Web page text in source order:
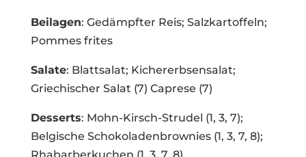
Beilagen: Gedämpfter Reis; Salzkartoffeln;
Pommes frites
Salate: Blattsalat; Kichererbsensalat;
Griechischer Salat (7) Caprese (7)
Desserts: Mohn-Kirsch-Strudel (1, 3, 7);
Belgische Schokoladenbrownies (1, 3, 7, 8);